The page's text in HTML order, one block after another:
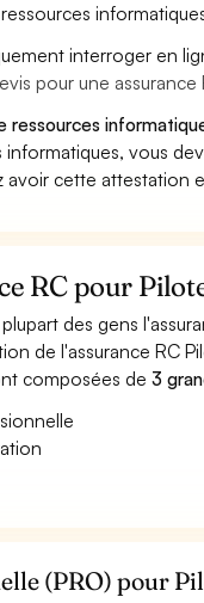
interroger en
pour une
ressources
vous
avoir cette attestation
RC pour
des gens
de l'assurance RC
composées de3
(PRO) pour